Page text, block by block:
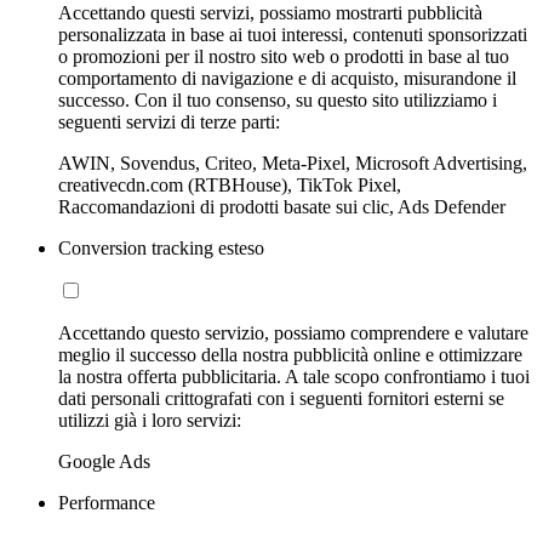
Accettando questi servizi, possiamo mostrarti pubblicità
personalizzata in base ai tuoi interessi, contenuti sponsorizzati
o promozioni per il nostro sito web o prodotti in base al tuo
comportamento di navigazione e di acquisto, misurandone il
successo. Con il tuo consenso, su questo sito utilizziamo i
seguenti servizi di terze parti:
AWIN, Sovendus, Criteo, Meta-Pixel, Microsoft Advertising,
creativecdn.com (RTBHouse), TikTok Pixel,
Raccomandazioni di prodotti basate sui clic, Ads Defender
Conversion tracking esteso
Accettando questo servizio, possiamo comprendere e valutare
meglio il successo della nostra pubblicità online e ottimizzare
la nostra offerta pubblicitaria. A tale scopo confrontiamo i tuoi
dati personali crittografati con i seguenti fornitori esterni se
utilizzi già i loro servizi:
Google Ads
Performance